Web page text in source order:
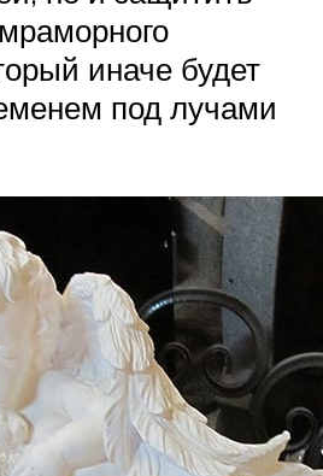
иначе будет
под лучами